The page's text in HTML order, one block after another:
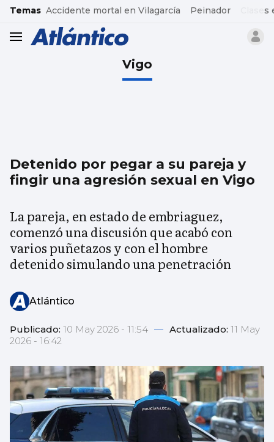
common.go-to-content
Temas Accidente mortal en Vilagarcía Peinador
header.menu.open
Vigo
Detenido por pegar a su pareja y
fingir una agresión sexual en Vigo
La pareja, en estado de embriaguez,
comenzó una discusión que acabó con
varios puñetazos y con el hombre
detenido simulando una penetración
Atlántico
Publicado: 10 May 2026 - 11:54 — Actualizado: 11 May
2026 - 16:42